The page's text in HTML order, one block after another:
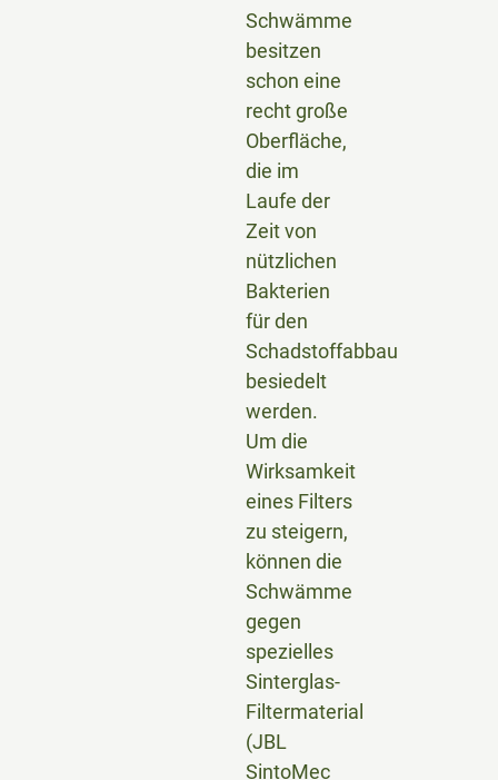
Schwämme
besitzen
schon eine
recht große
Oberfläche,
die im
Laufe der
Zeit von
nützlichen
Bakterien
für den
Schadstoffabbau
besiedelt
werden.
Um die
Wirksamkeit
eines Filters
zu steigern,
können die
Schwämme
gegen
spezielles
Sinterglas-
Filtermaterial
(JBL
SintoMec